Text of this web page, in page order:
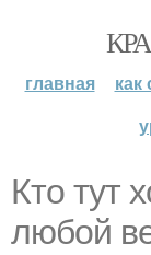
главная как
Кто тут
любой